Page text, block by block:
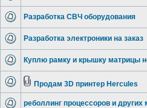
Разработка СВЧ оборудования
Разработка электроники на заказ
Куплю рамку и крышку матрицы
Продам 3D принтер Hercules
реболлинг процессоров и